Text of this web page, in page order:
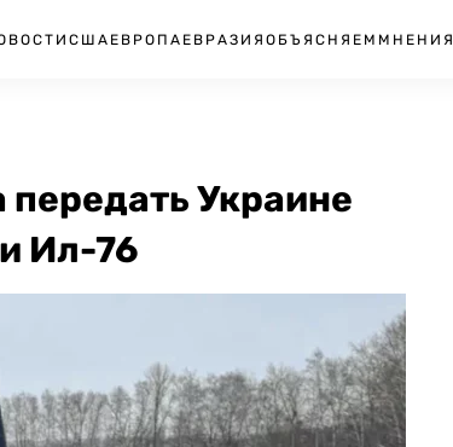
США ЕВРОПА ЕВРАЗИЯ ОБЪЯСНЯЕМ МНЕНИЯ
передать Украине
Ил-76